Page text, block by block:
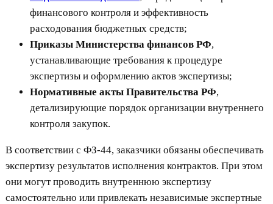
финансового контроля и эффективность
расходования бюджетных средств;
Приказы Министерства финансов РФ,
устанавливающие требования к процедуре
экспертизы и оформлению актов экспертизы;
Нормативные акты Правительства РФ,
детализирующие порядок организации внутреннего
контроля закупок.
В соответствии с ФЗ-44, заказчики обязаны обеспечивать
экспертизу результатов исполнения контрактов. При этом
они могут проводить внутреннюю экспертизу
самостоятельно или привлекать независимые экспертные